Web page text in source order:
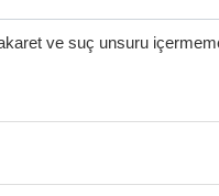
ve suç unsuru